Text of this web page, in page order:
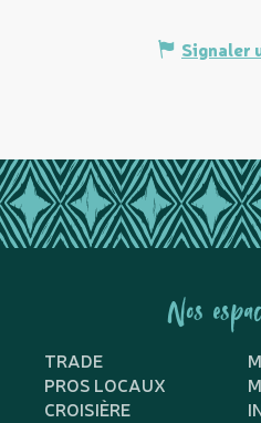
Signaler
Nos
TRADE
PROS LOCAUX
CROISIÈRE